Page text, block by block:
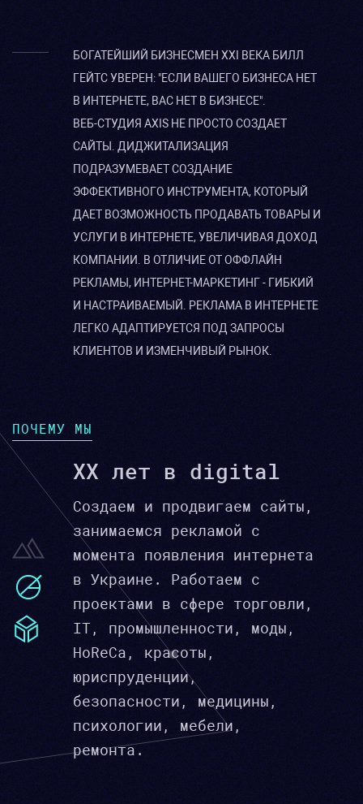
БОГАТЕЙШИЙ БИЗНЕСМЕН XXI ВЕКА БИЛЛ
ГЕЙТС УВЕРЕН: "ЕСЛИ ВАШЕГО БИЗНЕСА НЕТ
В ИНТЕРНЕТЕ, ВАС НЕТ В БИЗНЕСЕ".
ВЕБ-СТУДИЯ AXIS НЕ ПРОСТО СОЗДАЕТ
САЙТЫ. ДИДЖИТАЛИЗАЦИЯ
ПОДРАЗУМЕВАЕТ СОЗДАНИЕ
ЭФФЕКТИВНОГО ИНСТРУМЕНТА, КОТОРЫЙ
ДАЕТ ВОЗМОЖНОСТЬ ПРОДАВАТЬ ТОВАРЫ И
УСЛУГИ В ИНТЕРНЕТЕ, УВЕЛИЧИВАЯ ДОХОД
КОМПАНИИ. В ОТЛИЧИЕ ОТ ОФФЛАЙН
РЕКЛАМЫ, ИНТЕРНЕТ-МАРКЕТИНГ - ГИБКИЙ
И НАСТРАИВАЕМЫЙ. РЕКЛАМА В ИНТЕРНЕТЕ
ЛЕГКО АДАПТИРУЕТСЯ ПОД ЗАПРОСЫ
КЛИЕНТОВ И ИЗМЕНЧИВЫЙ РЫНОК.
ПОЧЕМУ МЫ
XX лет в digital
Создаем и продвигаем сайты,
занимаемся рекламой с
момента появления интернета
в Украине. Работаем с
проектами в сфере торговли,
IT, промышленности, моды,
HoReCa, красоты,
юриспруденции,
безопасности, медицины,
психологии, мебели,
ремонта.